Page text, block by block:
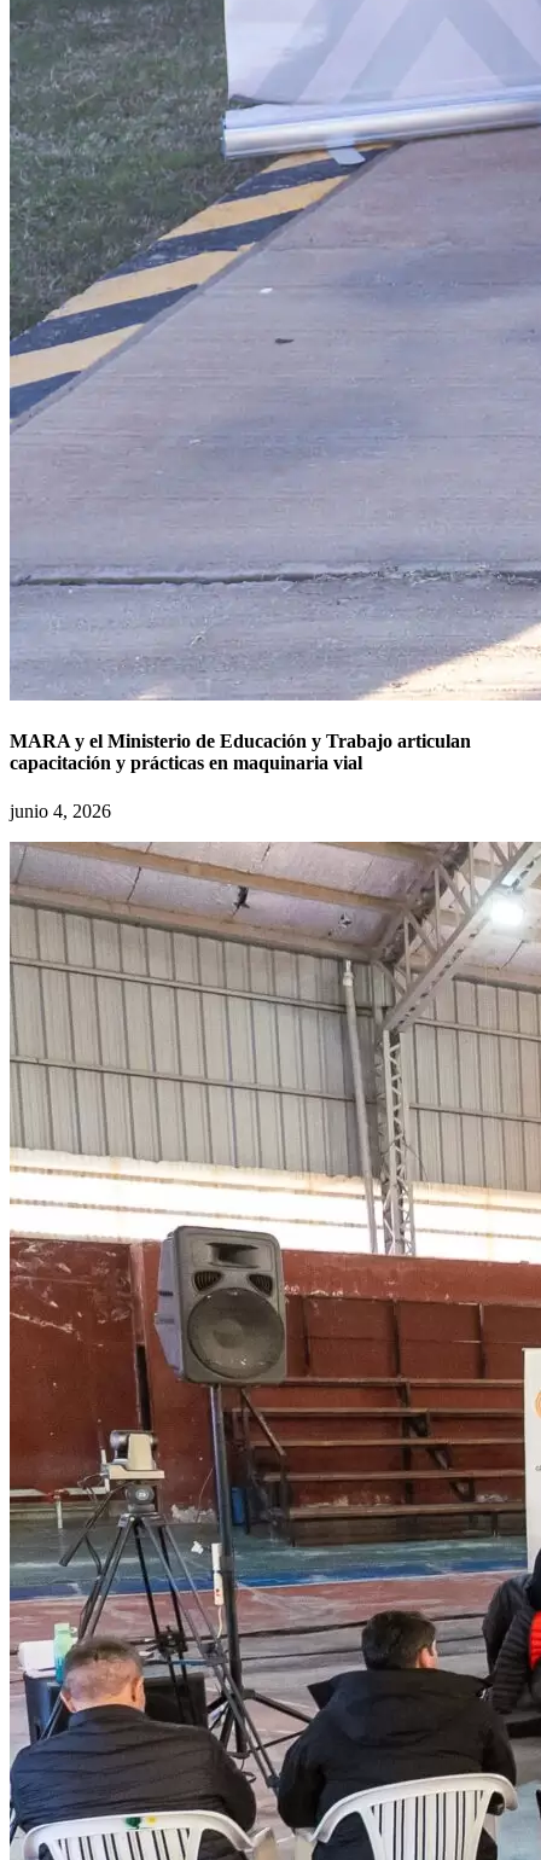
MARA y el Ministerio de Educación y Trabajo articulan
capacitación y prácticas en maquinaria vial
junio 4, 2026